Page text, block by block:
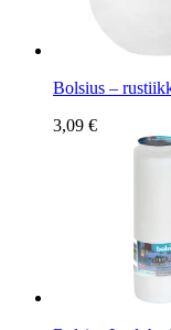
Bolsius –
3,09 €